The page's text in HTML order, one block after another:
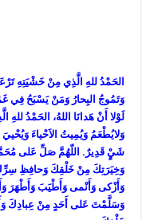
الحَمْدُ للهِ الَّذِي مِنْ خَشْيَتِهِ
وَتَمُوجُ البِحارُ وَمَنْ يَسْبَحُ فِي
لَوْلا أَنْ هَدانَا اللهُ، الحَمْدُ
وَلايُطْعَمُ وَيُمِيتُ الاَحْياءَ
شَيٍْ قَدِيرٌ. اللّهُمَّ صَلِّ عَلى
وَخِيَرَتِكَ مِنْ خَلْقِكَ وَحافِظِ
وَأَزْكى وَأَنْمى وَأَطْيَبَ وَأَطْهَرَ
وَسَلَّمْتَ عَلى أَحَدٍ مِنْ عِبادِكَ